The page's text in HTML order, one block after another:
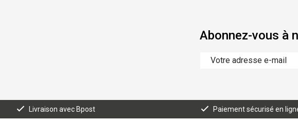
Abonnez-vous à
Livraison avec Bpost Paiement sécurisé en